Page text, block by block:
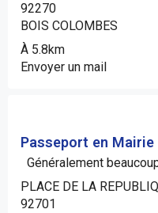
92270
BOIS COLOMBES
À 5.8km
Envoyer un mail
Passeport en Mairie
Généralement
PLACE DE LA
92701